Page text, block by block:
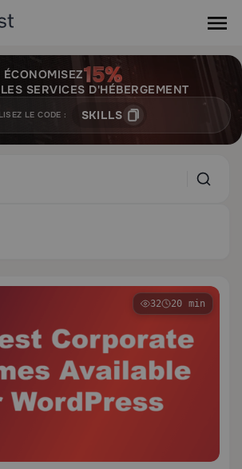
ÉCONOMISEZ
SERVICES D'HÉBERGEMENT
LE CODE : SKILLS
32 20 min